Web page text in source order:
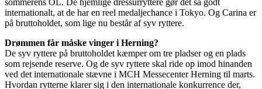
internationalt, at de har en reel medaljechance i Tokyo. Og Carina er
på bruttoholdet, som lige nu består af syv ryttere.
Drømmen får måske vinger i Herning?
De syv ryttere på bruttoholdet kæmper om tre pladser og en plads
som rejsende reserve. Og de syv ryttere skal ride op imod hinanden
ved det internationale stævne i MCH Messecenter Herning til marts.
Hvordan rytterne klarer sig i den internationale konkurrence der,